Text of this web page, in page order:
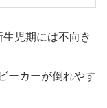
児期には不向き
ーカーが倒れやす